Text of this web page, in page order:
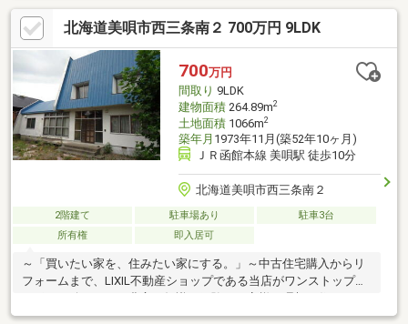
北海道美唄市西三条南２ 700万円 9LDK
700万円
間取り 9LDK
建物面積264.89m2
土地面積1066m2
築年月 1973年11月(築52年10ヶ月)
ＪＲ函館本線 美唄駅 徒歩10分
北海道美唄市西三条南２
2階建て 駐車場あり
駐車3台
所有権
即入居可
～「買いたい家を、住みたい家にする。」～中古住宅購入からリ
フォームまで、LIXIL不動産ショップである当店がワンストップで
暮らしを叶えます。ぜひお気軽にご相談ください♪＜周辺環境＞